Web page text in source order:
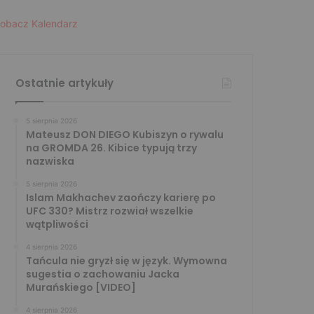
Kalendarz
Ostatnie artykuły
5 sierpnia 2026
Mateusz DON DIEGO Kubiszyn o rywalu
na GROMDA 26. Kibice typują trzy
nazwiska
5 sierpnia 2026
Islam Makhachev zaończy karierę po
UFC 330? Mistrz rozwiał wszelkie
wątpliwości
4 sierpnia 2026
Tańcula nie gryzł się w język. Wymowna
sugestia o zachowaniu Jacka
Murańskiego [VIDEO]
4 sierpnia 2026